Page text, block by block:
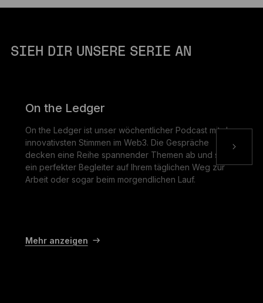
SIEH DIR UNSERE SERIE AN
On the Ledger
On the Ledger ist unser wöchentlicher Podcast mit den
innovativsten Stimmen im Web3. Die Gespräche
decken eine Reihe spannender Themen ab und sind
ein perfekter Begleiter auf Ihrem täglichen Weg zur
Arbeit oder sogar beim morgendlichen Lauf.
Mehr anzeigen